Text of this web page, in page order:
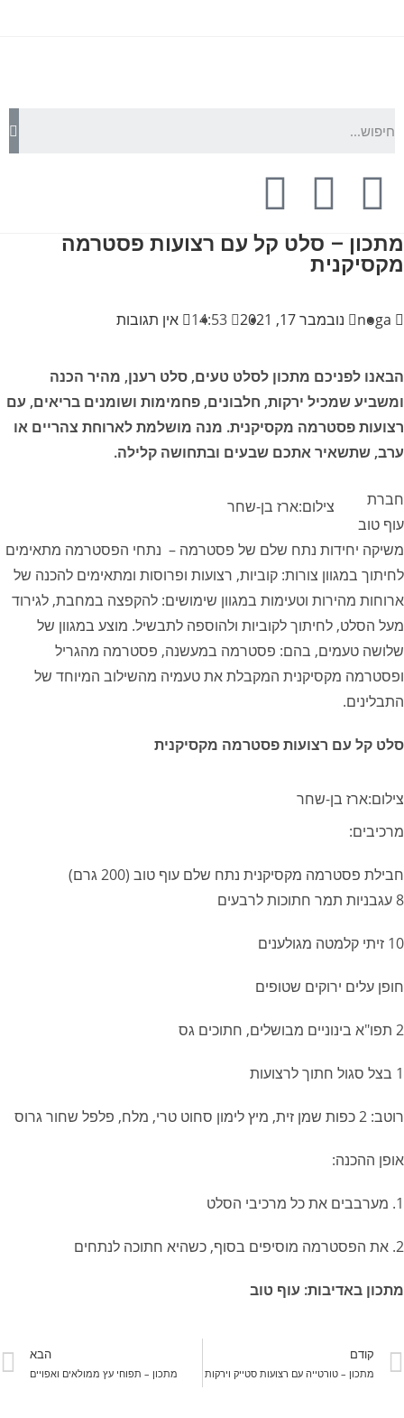
מתכון – סלט קל עם רצועות פסטרמה
מקסיקנית
noga נובמבר 17, 2021 14:53 אין תגובות
הבאנו לפניכם מתכון לסלט טעים, סלט רענן, מהיר הכנה
ומשביע שמכיל ירקות, חלבונים, פחמימות ושומנים בריאים, עם
רצועות פסטרמה מקסיקנית. מנה מושלמת לארוחת צהריים או
ערב, שתשאיר אתכם שבעים ובתחושה קלילה.
צילום:ארז בן-שחר
חברת
עוף טוב
משיקה יחידות נתח שלם של פסטרמה – נתחי הפסטרמה מתאימים
לחיתוך במגוון צורות: קוביות, רצועות ופרוסות ומתאימים להכנה של
ארוחות מהירות וטעימות במגוון שימושים: להקפצה במחבת, לגירוד
מעל הסלט, לחיתוך לקוביות ולהוספה לתבשיל. מוצע במגוון של
שלושה טעמים, בהם: פסטרמה במעשנה, פסטרמה מהגריל
ופסטרמה מקסיקנית המקבלת את טעמיה מהשילוב המיוחד של
התבלינים.
סלט קל עם רצועות פסטרמה מקסיקנית
צילום:ארז בן-שחר
מרכיבים:
חבילת פסטרמה מקסיקנית נתח שלם עוף טוב (200 גרם)
8 עגבניות תמר חתוכות לרבעים
10 זיתי קלמטה מגולענים
חופן עלים ירוקים שטופים
2 תפו"א בינוניים מבושלים, חתוכים גס
1 בצל סגול חתוך לרצועות
רוטב: 2 כפות שמן זית, מיץ לימון סחוט טרי, מלח, פלפל שחור גרוס
אופן ההכנה:
1. מערבבים את כל מרכיבי הסלט
2. את הפסטרמה מוסיפים בסוף, כשהיא חתוכה לנתחים
מתכון באדיבות: עוף טוב
קודם
מתכון – טורטייה עם רצועות סטייק וירקות
הבא
מתכון – תפוחי עץ ממולאים ואפויים